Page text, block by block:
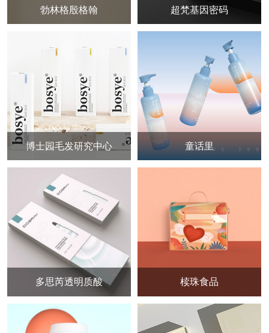
勃林格殷格翰 超梵基因密码
博士园毛发研究中心 童话里
多思芮透明质酸 椟珠食品